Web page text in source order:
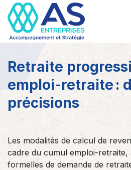
Retraite
emploi-retraite :
précisions
Les modalités de calcul de
cadre du cumul emploi-retraite,
formelles de demande de